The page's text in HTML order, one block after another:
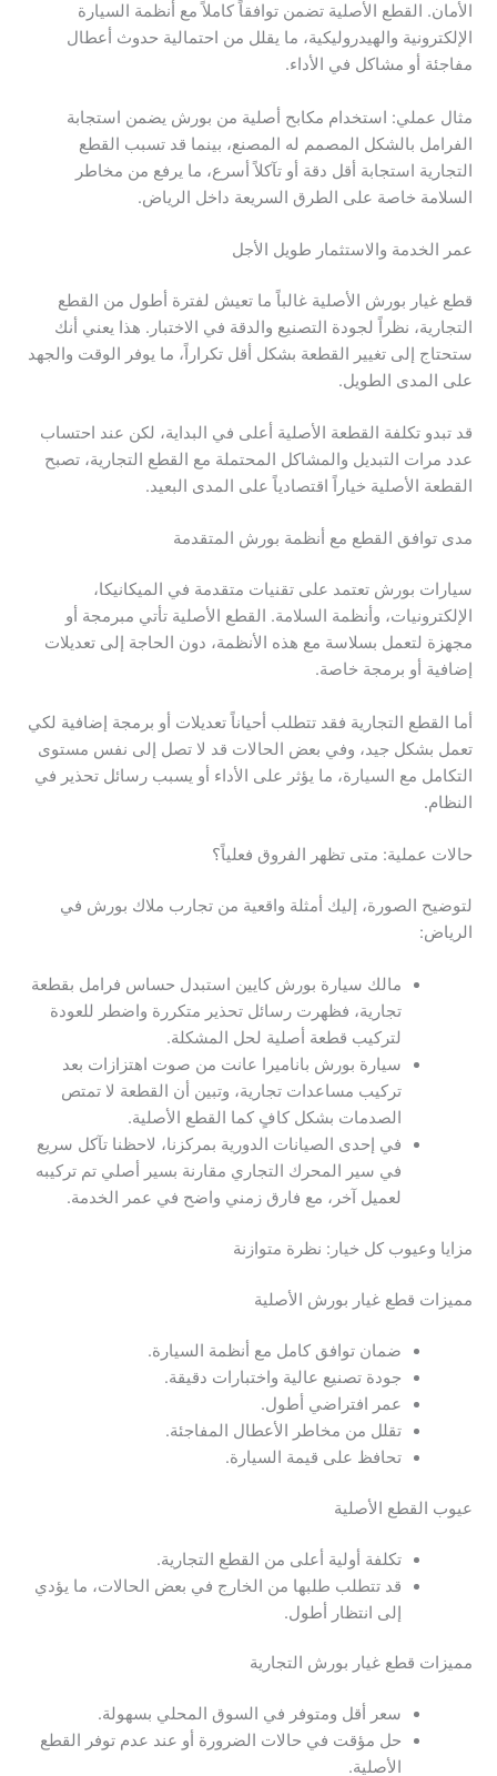
الأمان. القطع الأصلية تضمن توافقاً كاملاً مع أنظمة السيارة
الإلكترونية والهيدروليكية، ما يقلل من احتمالية حدوث أعطال
مفاجئة أو مشاكل في الأداء.
مثال عملي: استخدام مكابح أصلية من بورش يضمن استجابة
الفرامل بالشكل المصمم له المصنع، بينما قد تسبب القطع
التجارية استجابة أقل دقة أو تآكلاً أسرع، ما يرفع من مخاطر
السلامة خاصة على الطرق السريعة داخل الرياض.
عمر الخدمة والاستثمار طويل الأجل
قطع غيار بورش الأصلية غالباً ما تعيش لفترة أطول من القطع
التجارية، نظراً لجودة التصنيع والدقة في الاختبار. هذا يعني أنك
ستحتاج إلى تغيير القطعة بشكل أقل تكراراً، ما يوفر الوقت والجهد
على المدى الطويل.
قد تبدو تكلفة القطعة الأصلية أعلى في البداية، لكن عند احتساب
عدد مرات التبديل والمشاكل المحتملة مع القطع التجارية، تصبح
القطعة الأصلية خياراً اقتصادياً على المدى البعيد.
مدى توافق القطع مع أنظمة بورش المتقدمة
سيارات بورش تعتمد على تقنيات متقدمة في الميكانيكا،
الإلكترونيات، وأنظمة السلامة. القطع الأصلية تأتي مبرمجة أو
مجهزة لتعمل بسلاسة مع هذه الأنظمة، دون الحاجة إلى تعديلات
إضافية أو برمجة خاصة.
أما القطع التجارية فقد تتطلب أحياناً تعديلات أو برمجة إضافية لكي
تعمل بشكل جيد، وفي بعض الحالات قد لا تصل إلى نفس مستوى
التكامل مع السيارة، ما يؤثر على الأداء أو يسبب رسائل تحذير في
النظام.
حالات عملية: متى تظهر الفروق فعلياً؟
لتوضيح الصورة، إليك أمثلة واقعية من تجارب ملاك بورش في
الرياض:
مالك سيارة بورش كايين استبدل حساس فرامل بقطعة
تجارية، فظهرت رسائل تحذير متكررة واضطر للعودة
لتركيب قطعة أصلية لحل المشكلة.
سيارة بورش باناميرا عانت من صوت اهتزازات بعد
تركيب مساعدات تجارية، وتبين أن القطعة لا تمتص
الصدمات بشكل كافٍ كما القطع الأصلية.
في إحدى الصيانات الدورية بمركزنا، لاحظنا تآكل سريع
في سير المحرك التجاري مقارنة بسير أصلي تم تركيبه
لعميل آخر، مع فارق زمني واضح في عمر الخدمة.
مزايا وعيوب كل خيار: نظرة متوازنة
مميزات قطع غيار بورش الأصلية
ضمان توافق كامل مع أنظمة السيارة.
جودة تصنيع عالية واختبارات دقيقة.
عمر افتراضي أطول.
تقلل من مخاطر الأعطال المفاجئة.
تحافظ على قيمة السيارة.
عيوب القطع الأصلية
تكلفة أولية أعلى من القطع التجارية.
قد تتطلب طلبها من الخارج في بعض الحالات، ما يؤدي
إلى انتظار أطول.
مميزات قطع غيار بورش التجارية
سعر أقل ومتوفر في السوق المحلي بسهولة.
حل مؤقت في حالات الضرورة أو عند عدم توفر القطع
الأصلية.